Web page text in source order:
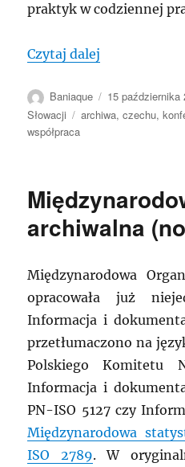
praktyk w codziennej
Czytaj dalej
Autor
Baniaque
Data
publikacji
15 października
Słowacji
Tagi
archiwa,czechu,
współpraca
archiwalna
Międzynarodowa
opracowała już
Informacja i
przetłumaczono na
Polskiego Komitetu
Informacja i
PN-ISO 5127 czy
Międzynarodowa
ISO 2789. W